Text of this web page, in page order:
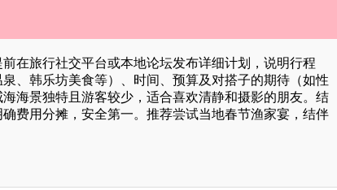
在旅行社交平台或本地论坛发布详细计划，说明行程
泉、韩乐坊美食等）、时间、预算及对搭子的期待（如性
海景独特且游客较少，适合喜欢清静和摄影的朋友。结
费用分摊，安全第一。推荐尝试当地春节渔家宴，结伴